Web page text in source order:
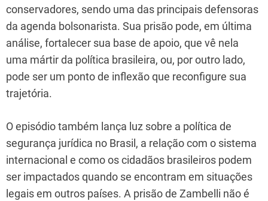
conservadores, sendo uma das principais defensoras
da agenda bolsonarista. Sua prisão pode, em última
análise, fortalecer sua base de apoio, que vê nela
uma mártir da política brasileira, ou, por outro lado,
pode ser um ponto de inflexão que reconfigure sua
trajetória.
O episódio também lança luz sobre a política de
segurança jurídica no Brasil, a relação com o sistema
internacional e como os cidadãos brasileiros podem
ser impactados quando se encontram em situações
legais em outros países. A prisão de Zambelli não é